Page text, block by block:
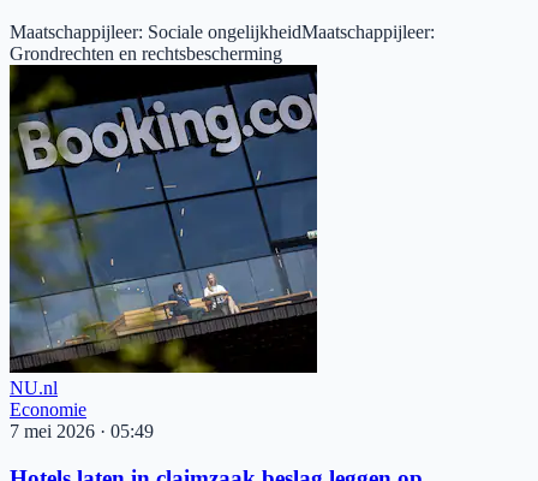
Maatschappijleer: Sociale ongelijkheidMaatschappijleer:
Grondrechten en rechtsbescherming
NU.nl
Economie
7 mei 2026 · 05:49